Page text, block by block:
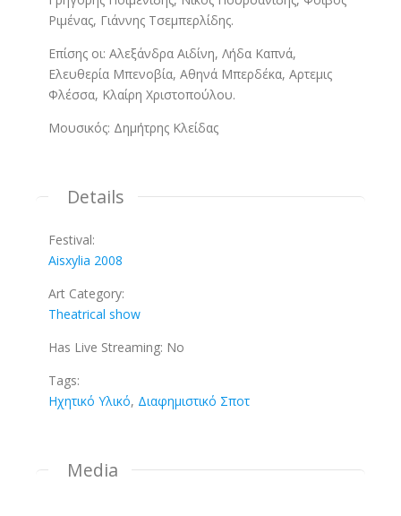
Ριμένας, Γιάννης Τσεμπερλίδης.
Επίσης οι: Αλεξάνδρα Αιδίνη, Λήδα Καπνά,
Ελευθερία Μπενοβία, Αθηνά Μπερδέκα, Αρτεμις
Φλέσσα, Κλαίρη Χριστοπούλου.
Μουσικός: Δημήτρης Κλείδας
Details
Festival:
Aisxylia 2008
Art Category:
Theatrical show
Has Live Streaming: No
Tags:
Ηχητικό Υλικό, Διαφημιστικό Σποτ
Media